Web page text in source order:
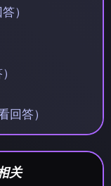
）
回答）
关